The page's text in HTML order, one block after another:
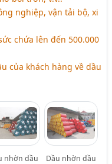
nghiệp, vận tải bộ, xi
chứa lên đến 500.000
của khách hàng về dầu
nhờn dầu
Dầu nhờn dầu